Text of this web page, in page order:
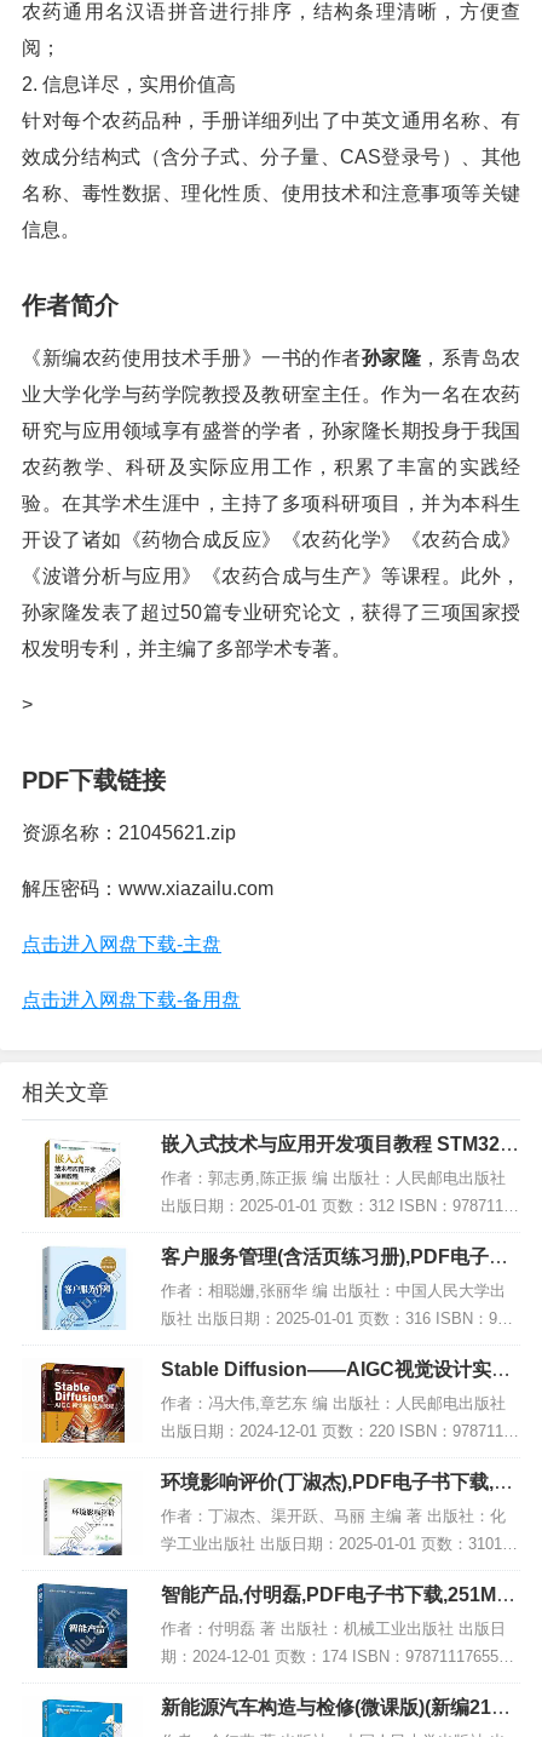
农药通用名汉语拼音进行排序，结构条理清晰，方便查
阅；
2. 信息详尽，实用价值高
针对每个农药品种，手册详细列出了中英文通用名称、有
效成分结构式（含分子式、分子量、CAS登录号）、其他
名称、毒性数据、理化性质、使用技术和注意事项等关键
信息。
作者简介
《新编农药使用技术手册》一书的作者孙家隆 ，系青岛农
业大学化学与药学院教授及教研室主任。作为一名在农药
研究与应用领域享有盛誉的学者，孙家隆长期投身于我国
农药教学、科研及实际应用工作，积累了丰富的实践经
验。在其学术生涯中，主持了多项科研项目，并为本科生
开设了诸如《药物合成反应》《农药化学》《农药合成》
《波谱分析与应用》《农药合成与生产》等课程。此外，
孙家隆发表了超过50篇专业研究论文，获得了三项国家授
权发明专利，并主编了多部学术专著。
>
PDF下载链接
资源名称：21045621.zip
解压密码：www.xiazailu.com
点击进入网盘下载-主盘
点击进入网盘下载-备用盘
相关文章
嵌入式技术与应用开发项目教程 STM32版
微课版 第2版,PDF下载
作者：郭志勇,陈正振 编 出版社：人民邮电出版社
出版日期：2025-01-01 页数：312 ISBN：97871156
55790 电子书大小：235MB [高清扫描版PDF格式]
内容简...
客户服务管理(含活页练习册),PDF电子书
网盘下载
作者：相聪姗,张丽华 编 出版社：中国人民大学出
版社 出版日期：2025-01-01 页数：316 ISBN：978
7300330402 电子书大小：205MB [高清扫描版PDF
格式] 内...
Stable Diffusion——AIGC视觉设计实战
教程 微课版,PDF下载
作者：冯大伟,章艺东 编 出版社：人民邮电出版社
出版日期：2024-12-01 页数：220 ISBN：97871156
50122 电子书大小：187MB [高清扫描版PDF格式]
内容简...
环境影响评价(丁淑杰),PDF电子书下载,网
盘资源
作者：丁淑杰、渠开跃、马丽 主编 著 出版社：化
学工业出版社 出版日期：2025-01-01 页数：3101 I
SBN：9787122463760 电子书大小：217MB [高清
扫描版PDF格...
智能产品,付明磊,PDF电子书下载,251MB,
网盘资源
作者：付明磊 著 出版社：机械工业出版社 出版日
期：2024-12-01 页数：174 ISBN：9787111765585
电子书大小：251MB [高清扫描版PDF格式] 内容简
介 该著...
新能源汽车构造与检修(微课版)(新编21世
纪高等职业教育精品教材·汽车类),PDF下